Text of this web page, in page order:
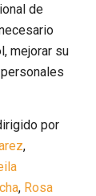
de
mejorar su
por
,
, Rosa